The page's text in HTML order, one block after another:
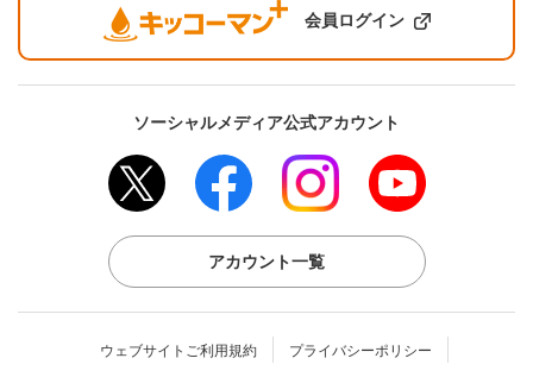
会員ログイン
ソーシャルメディア公式アカウント
アカウント一覧
ウェブサイトご利用規約 プライバシーポリシー